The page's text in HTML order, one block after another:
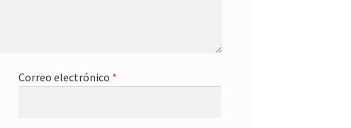
Correo electrónico *